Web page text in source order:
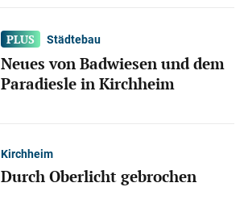
Städtebau
Neues von Badwiesen und dem
Paradiesle in Kirchheim
Kirchheim
Durch Oberlicht gebrochen